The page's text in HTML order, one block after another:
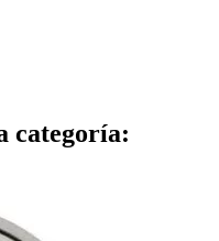
categoría: